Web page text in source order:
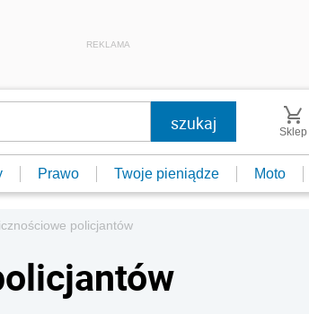
REKLAMA
Sklep
Prawo Twoje pieniądze Moto
policjantów